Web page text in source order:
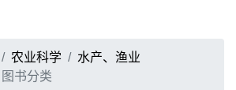
农业科学
水产、渔业
图书分类